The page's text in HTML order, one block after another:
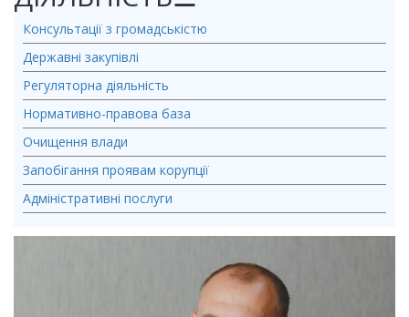
Консультації з громадськістю
Державні закупівлі
Регуляторна діяльність
Нормативно-правова база
Очищення влади
Запобігання проявам корупції
Адміністративні послуги